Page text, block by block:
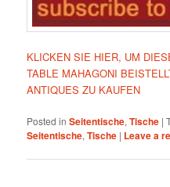
KLICKEN SIE HIER, UM
TABLE MAHAGONI
ANTIQUES ZU KAUFEN
Posted in Seitentische,Tische |
Seitentische,Tische | Leave a